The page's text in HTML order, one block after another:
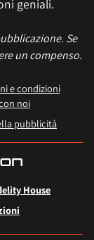
geniali.
Se
un compenso.
e condizioni
noi
pubblicità
House